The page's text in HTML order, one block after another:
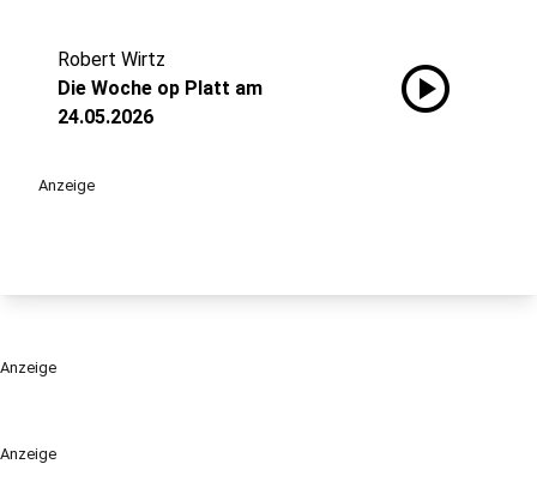
Anzeige
Robert Wirtz
Die Woche op Platt am
24.05.2026
play_circle
Anzeige
Anzeige